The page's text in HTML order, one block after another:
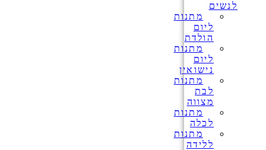
לנשים
מתנות
ליום
הולדת
מתנות
ליום
נישואין
מתנות
לבת
מצווה
מתנות
לכלה
מתנות
ללידה